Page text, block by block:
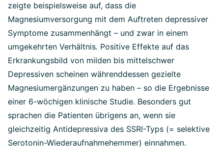
zeigte beispielsweise auf, dass die
Magnesiumversorgung mit dem Auftreten depressiver
Symptome zusammenhängt – und zwar in einem
umgekehrten Verhältnis. Positive Effekte auf das
Erkrankungsbild von milden bis mittelschwer
Depressiven scheinen währenddessen gezielte
Magnesiumergänzungen zu haben – so die Ergebnisse
einer 6-wöchigen klinische Studie. Besonders gut
sprachen die Patienten übrigens an, wenn sie
gleichzeitig Antidepressiva des SSRI-Typs (= selektive
Serotonin-Wiederaufnahmehemmer) einnahmen.